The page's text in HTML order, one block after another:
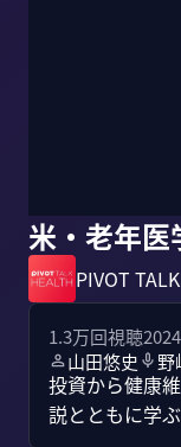
米・老年医
PIVOT
1.3万回視聴
山田悠史
野
投資から健康
説とともに学ぶ